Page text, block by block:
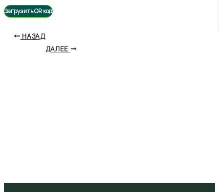
Загрузить QR код
НАЗАД
ДАЛЕЕ